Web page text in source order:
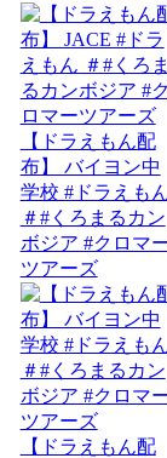
【ドラえもん配
布】 バイヨン中
学校 #ドラえも
＃#くろまるカン
ボジア #クロマ
ツアーズ
【ドラえもん配